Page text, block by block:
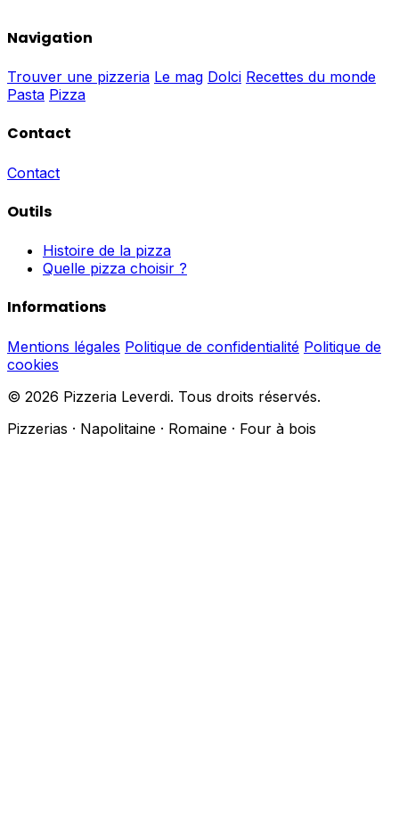
Navigation
Trouver une pizzeria Le mag Dolci Recettes du monde
Pasta Pizza
Contact
Contact
Outils
Histoire de la pizza
Quelle pizza choisir ?
Informations
Mentions légales Politique de confidentialité Politique de
cookies
© 2026 Pizzeria Leverdi. Tous droits réservés.
Pizzerias · Napolitaine · Romaine · Four à bois